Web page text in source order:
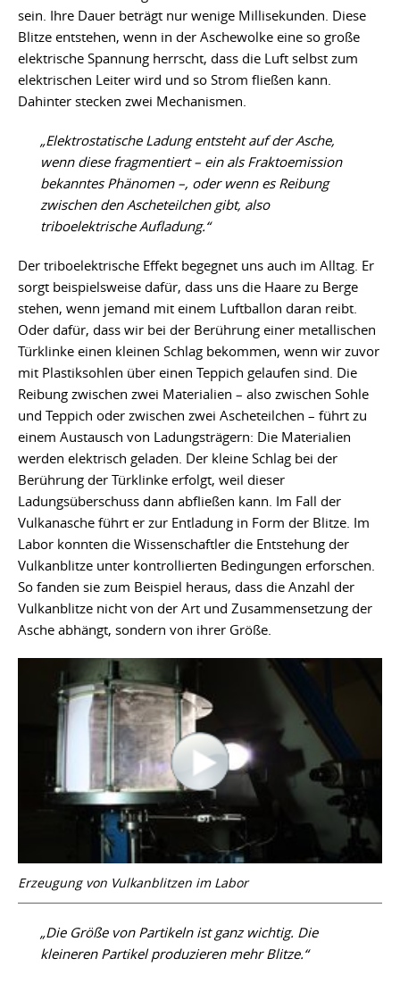
sein. Ihre Dauer beträgt nur wenige Millisekunden. Diese
Blitze entstehen, wenn in der Aschewolke eine so große
elektrische Spannung herrscht, dass die Luft selbst zum
elektrischen Leiter wird und so Strom fließen kann.
Dahinter stecken zwei Mechanismen.
„Elektrostatische Ladung entsteht auf der Asche,
wenn diese fragmentiert – ein als Fraktoemission
bekanntes Phänomen –, oder wenn es Reibung
zwischen den Ascheteilchen gibt, also
triboelektrische Aufladung.“
Der triboelektrische Effekt begegnet uns auch im Alltag. Er
sorgt beispielsweise dafür, dass uns die Haare zu Berge
stehen, wenn jemand mit einem Luftballon daran reibt.
Oder dafür, dass wir bei der Berührung einer metallischen
Türklinke einen kleinen Schlag bekommen, wenn wir zuvor
mit Plastiksohlen über einen Teppich gelaufen sind. Die
Reibung zwischen zwei Materialien – also zwischen Sohle
und Teppich oder zwischen zwei Ascheteilchen – führt zu
einem Austausch von Ladungsträgern: Die Materialien
werden elektrisch geladen. Der kleine Schlag bei der
Berührung der Türklinke erfolgt, weil dieser
Ladungsüberschuss dann abfließen kann. Im Fall der
Vulkanasche führt er zur Entladung in Form der Blitze. Im
Labor konnten die Wissenschaftler die Entstehung der
Vulkanblitze unter kontrollierten Bedingungen erforschen.
So fanden sie zum Beispiel heraus, dass die Anzahl der
Vulkanblitze nicht von der Art und Zusammensetzung der
Asche abhängt, sondern von ihrer Größe.
Erzeugung von Vulkanblitzen im Labor
„Die Größe von Partikeln ist ganz wichtig. Die
kleineren Partikel produzieren mehr Blitze.“